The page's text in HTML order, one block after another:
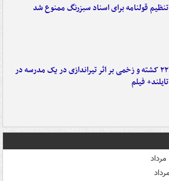
تنظیم قولنامه برای اسناد سبزرنگ ممنوع شد
۲۲ کشته و زخمی بر اثر تیراندازی در یک مدرسه در
تایلند+ فیلم